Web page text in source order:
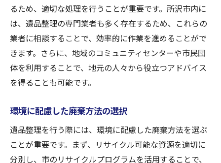
るため、適切な処理を行うことが重要です。所沢市内に
は、遺品整理の専門業者も多く存在するため、これらの
業者に相談することで、効率的に作業を進めることがで
きます。さらに、地域のコミュニティセンターや市民団
体を利用することで、地元の人々から役立つアドバイス
を得ることも可能です。
環境に配慮した廃棄方法の選択
遺品整理を行う際には、環境に配慮した廃棄方法を選ぶ
ことが重要です。まず、リサイクル可能な資源を適切に
分別し、市のリサイクルプログラムを活用することで、